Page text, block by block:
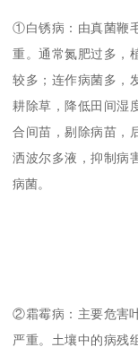
①白锈病：由真菌鞭
重。通常氮肥过多，
较多；连作病菌多，
耕除草，降低田间湿
合间苗，剔除病苗，
洒波尔多液，抑制病
病菌。
②霜霉病：主要危害
严重。土壤中的病残